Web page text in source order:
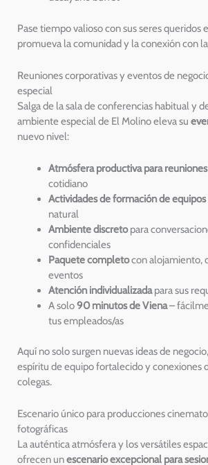
Pase tiempo valioso con sus seres queridos
promueva la comunidad y la conexión con
Reuniones corporativas y eventos de
especial
Salga de la sala de conferencias habitual y
ambiente especial de El Molino eleva su
nuevo nivel:
Atmósfera productiva para reuniones
cotidiano
Actividades de formación de equipos
natural
Ambiente discretopara
confidenciales
Paquete completocon alojamiento,
eventos
Atención individualizadapara sus
A solo90 minutos de Viena–
tus empleados/as
Aquí no solo surgen nuevas ideas de
espíritu de equipo fortalecido y conexiones
colegas.
Escenario único para producciones
fotográficas
La auténtica atmósfera y los versátiles
ofrecen unescenario excepcional para